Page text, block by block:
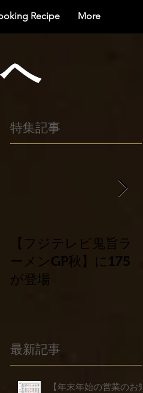
Recipe More
特集記事
【フジテレビ鬼旨ラ
ーメンGP秋】に175
が登場
最新記事
【年末年始の営業のお知